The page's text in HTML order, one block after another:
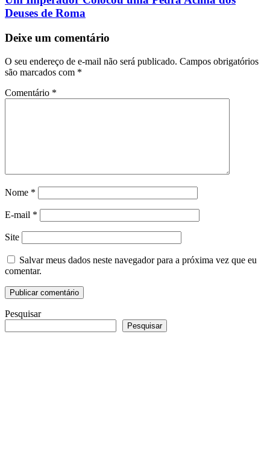
Post
Deuses de Roma
Deixe um comentário
O seu endereço de e-mail não será publicado. Campos obrigatórios
são marcados com *
Comentário *
Nome *
E-mail *
Site
Salvar meus dados neste navegador para a próxima vez que eu
comentar.
Pesquisar
Pesquisar